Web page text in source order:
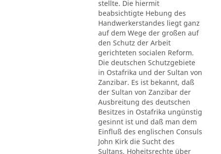
stellte. Die hiermit
beabsichtigte Hebung des
Handwerkerstandes liegt ganz
auf dem Wege der großen auf
den Schutz der Arbeit
gerichteten socialen Reform.
Die deutschen Schutzgebiete
in Ostafrika und der Sultan von
Zanzibar. Es ist bekannt, daß
der Sultan von Zanzibar der
Ausbreitung des deutschen
Besitzes in Ostafrika ungünstig
gesinnt ist und daß man dem
Einfluß des englischen Consuls
John Kirk die Sucht des
Sultans, Hoheitsrechte über